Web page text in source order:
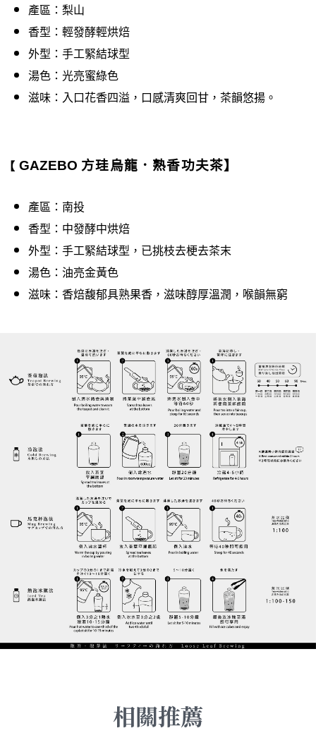
產區：梨山
香型：輕發酵輕烘焙
外型：手工緊結球型
湯色：光亮蜜綠色
滋味：入口花香四溢，口感清爽回甘，茶韻悠揚。
【 GAZEBO 方珪烏龍．熟香功夫茶】
產區：南投
香型：中發酵中烘焙
外型：手工緊結球型，已挑枝去梗去茶末
湯色：油亮金黃色
滋味：香焙馥郁具熟果香，滋味醇厚溫潤，喉韻無窮
相關推薦